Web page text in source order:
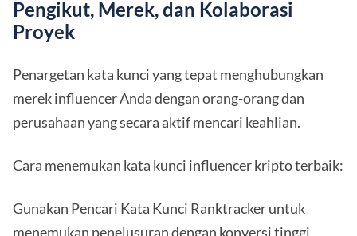
Pengikut, Merek, dan Kolaborasi
Proyek
Penargetan kata kunci yang tepat menghubungkan
merek influencer Anda dengan orang-orang dan
perusahaan yang secara aktif mencari keahlian.
Cara menemukan kata kunci influencer kripto terbaik:
Gunakan Pencari Kata Kunci Ranktracker untuk
menemukan penelusuran dengan konversi tinggi